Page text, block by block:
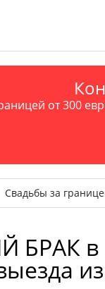
от 300
Свадьбы за
в